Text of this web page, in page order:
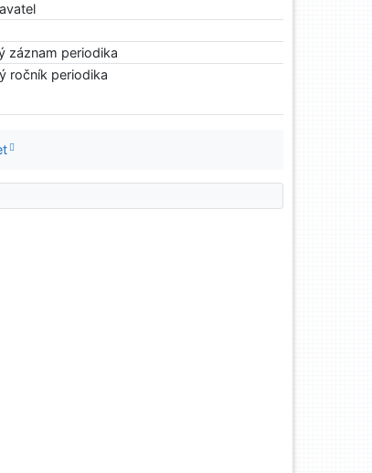
záznam periodika
ročník periodika